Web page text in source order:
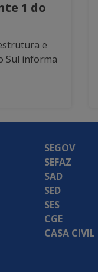
1 do
e
Sul informa
SEGOV
SEFAZ
SAD
SED
SES
CGE
CASA CIVIL